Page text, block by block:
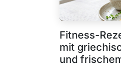
Fitness-
mit
und